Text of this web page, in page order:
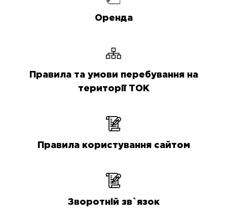
Оренда
Правила та умови перебування на
території ТОК
Правила користування сайтом
Зворотній зв`язок